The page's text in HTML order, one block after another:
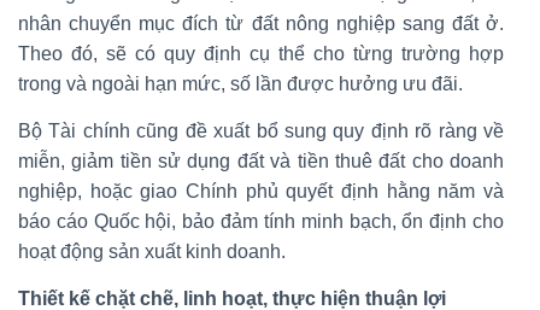
nhân chuyển mục đích từ đất nông nghiệp sang đất ở.
Theo đó, sẽ có quy định cụ thể cho từng trường hợp
trong và ngoài hạn mức, số lần được hưởng ưu đãi.
Bộ Tài chính cũng đề xuất bổ sung quy định rõ ràng về
miễn, giảm tiền sử dụng đất và tiền thuê đất cho doanh
nghiệp, hoặc giao Chính phủ quyết định hằng năm và
báo cáo Quốc hội, bảo đảm tính minh bạch, ổn định cho
hoạt động sản xuất kinh doanh.
Thiết kế chặt chẽ, linh hoạt, thực hiện thuận lợi